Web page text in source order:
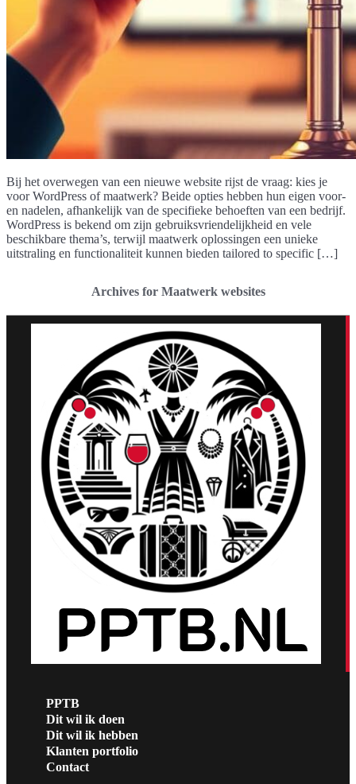
Bij het overwegen van een nieuwe website rijst de vraag: kies je
voor WordPress of maatwerk? Beide opties hebben hun eigen voor-
en nadelen, afhankelijk van de specifieke behoeften van een bedrijf.
WordPress is bekend om zijn gebruiksvriendelijkheid en vele
beschikbare thema’s, terwijl maatwerk oplossingen een unieke
uitstraling en functionaliteit kunnen bieden tailored to specific […]
Archives for Maatwerk websites
PPTB
Dit wil ik doen
Dit wil ik hebben
Klanten portfolio
Contact